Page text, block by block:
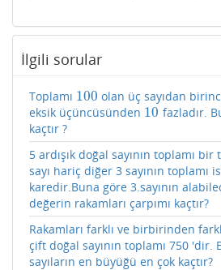
İlgili sorular
Toplamı 100
100 olan üç sayıdan
eksik üçüncüsünden 10
10 fazladır.
kaçtır ?
5 ardışık doğal sayının toplamı
sayı hariç diğer 3 sayının toplamı
karedir.Buna göre 3.sayının
değerin rakamları çarpımı kaçtır?
Rakamları farklı ve birbirinden
çift doğal sayının toplamı 750 'dir.
sayıların en büyüğü en çok kaçtır?